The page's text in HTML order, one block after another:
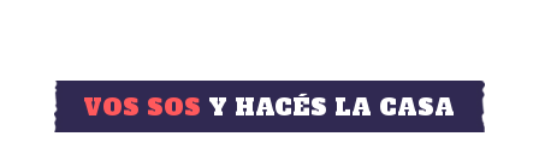
VOS SOS Y HACÉS LA CASA